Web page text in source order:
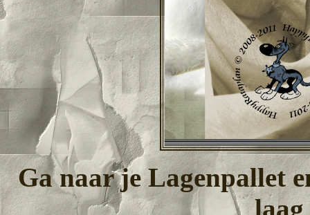
Ga naar je Lagenpallet